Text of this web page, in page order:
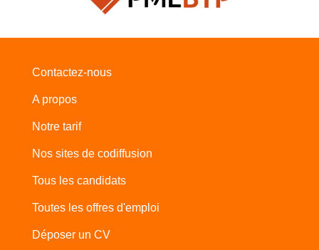
Contactez-nous
A propos
Notre tarif
Nos sites de codiffusion
Tous les candidats
Toutes les offres d'emploi
Déposer un CV